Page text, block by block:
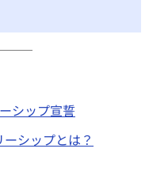
シップ宣誓
シップとは？